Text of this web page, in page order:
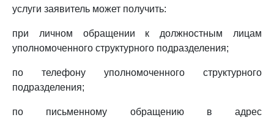
услуги заявитель может получить:
при личном обращении к должностным лицам
уполномоченного структурного подразделения;
по телефону уполномоченного структурного
подразделения;
по письменному обращению в адрес